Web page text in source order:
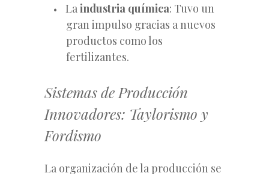
Laindustria química: Tuvo un
gran impulso gracias a nuevos
productos como los
fertilizantes.
Sistemas de Producción
Innovadores: Taylorismo y
Fordismo
La organización de la producción se